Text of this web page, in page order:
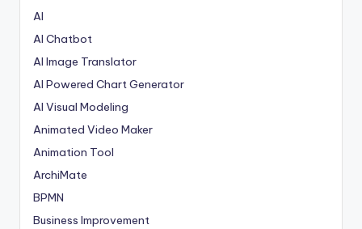
AI
AI Chatbot
AI Image Translator
AI Powered Chart Generator
AI Visual Modeling
Animated Video Maker
Animation Tool
ArchiMate
BPMN
Business Improvement